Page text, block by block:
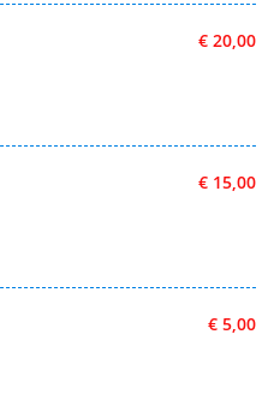
€ 20,00
€ 15,00
€ 5,00